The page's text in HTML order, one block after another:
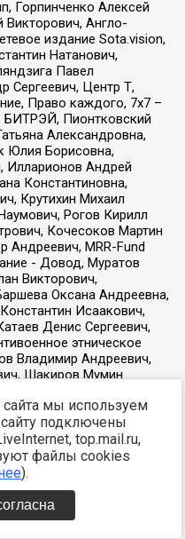
мы используем
подключены
top.mail.ru,
файлы cookies
).